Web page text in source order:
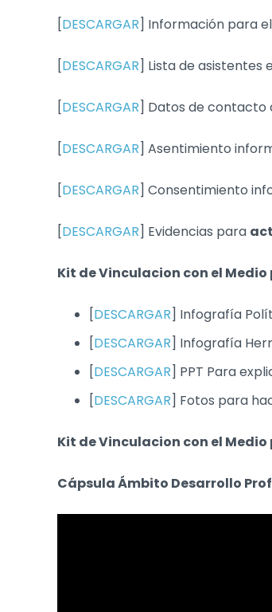
[DESCARGAR] Información para
[DESCARGAR] Lista de asistentes
[DESCARGAR] Datos de contacto
[DESCARGAR] Asentimiento
[DESCARGAR] Consentimiento
[DESCARGAR] Evidencias para
Kit de Vinculacion con el
[DESCARGAR] Infografía
[DESCARGAR] Infografía
[DESCARGAR] PPT Para
[DESCARGAR] Fotos para
Kit de Vinculacion con el
Cápsula Ámbito Desarrollo